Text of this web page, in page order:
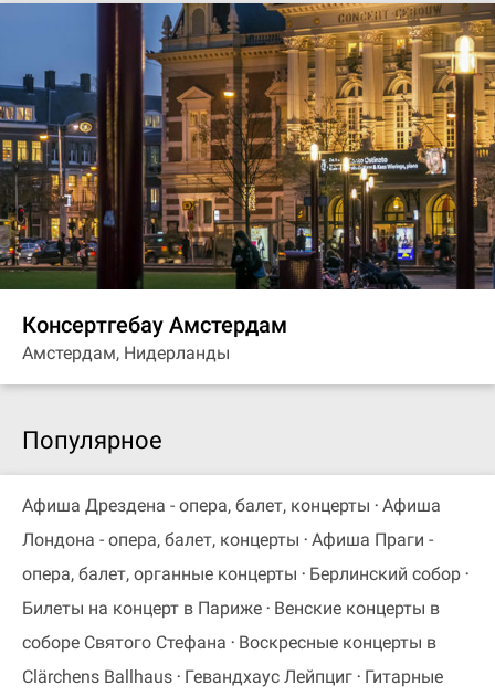
Консертгебау Амстердам
Амстердам, Нидерланды
Популярное
Афиша Дрездена - опера, балет, концерты
Афиша
Лондона - опера, балет, концерты
Афиша Праги -
опера, балет, органные концерты
Берлинский собор
Билеты на концерт в Париже
Венские концерты в
соборе Святого Стефана
Воскресные концерты в
Clärchens Ballhaus
Гевандхаус Лейпциг
Гитарные